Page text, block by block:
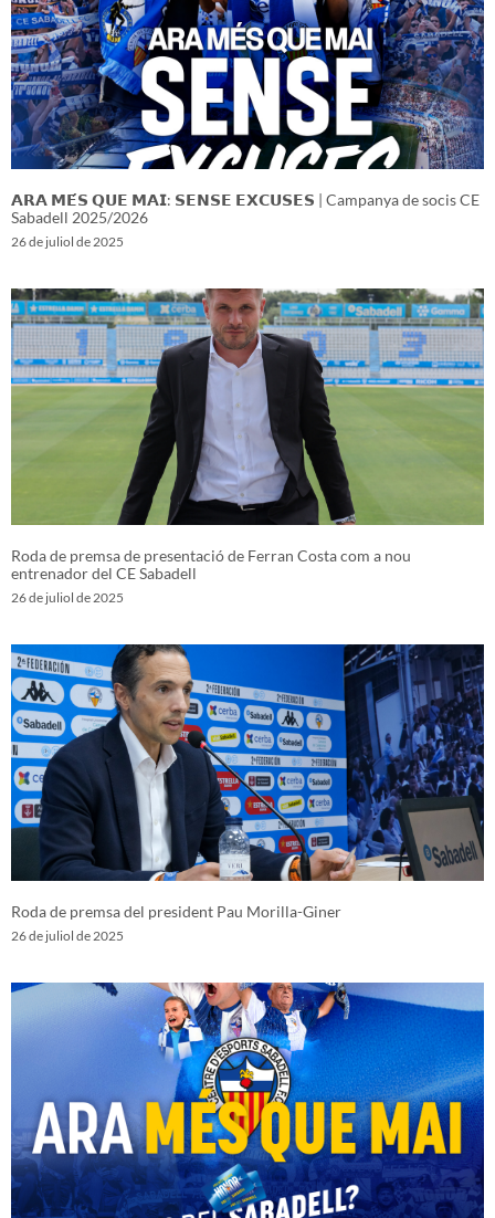
𝗔𝗥𝗔 𝗠𝗘́𝗦 𝗤𝗨𝗘 𝗠𝗔𝗜: 𝗦𝗘𝗡𝗦𝗘 𝗘𝗫𝗖𝗨𝗦𝗘𝗦 | Campanya de socis CE
Sabadell 2025/2026
26 de juliol de 2025
Roda de premsa de presentació de Ferran Costa com a nou
entrenador del CE Sabadell
26 de juliol de 2025
Roda de premsa del president Pau Morilla-Giner
26 de juliol de 2025